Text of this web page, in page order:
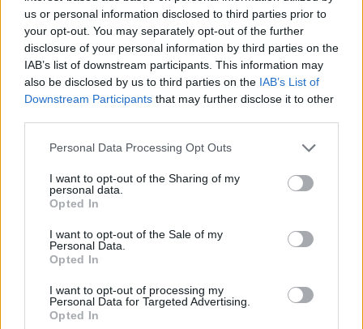
us or personal information disclosed to third parties prior to
your opt-out. You may separately opt-out of the further
disclosure of your personal information by third parties on the
IAB’s list of downstream participants. This information may
also be disclosed by us to third parties on the IAB’s List of
Downstream Participants that may further disclose it to other
Personal Data Processing Opt Outs
I want to opt-out of the Sharing of my
personal data.
Opted In
I want to opt-out of the Sale of my
Personal Data.
Opted In
I want to opt-out of processing my
Personal Data for Targeted Advertising.
Opted In
Hong Kong
Honolulu Houston Hua Hin
Innsbruck Izmir
Koh Samui
Lanzarote Larnaka